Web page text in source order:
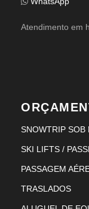
Atendimento em
SNOWTRIP SOB
SKI LIFTS /
PASSAGEM
TRASLADOS